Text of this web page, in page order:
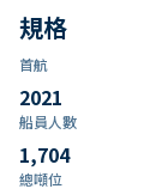
規格
首航
2021
船員人數
1,704
總噸位